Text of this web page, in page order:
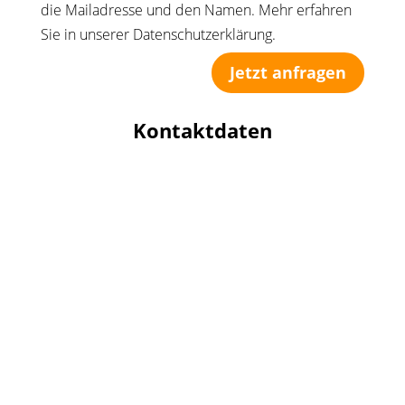
die Mailadresse und den Namen. Mehr erfahren
Sie in unserer Datenschutzerklärung.
Jetzt anfragen
Kontaktdaten